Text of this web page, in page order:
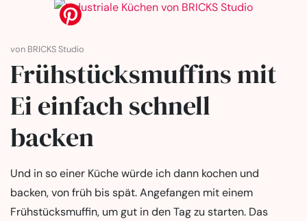
von BRICKS Studio
Frühstücksmuffins mit
Ei einfach schnell
backen
Und in so einer Küche würde ich dann kochen und
backen, von früh bis spät. Angefangen mit einem
Frühstücksmuffin, um gut in den Tag zu starten. Das